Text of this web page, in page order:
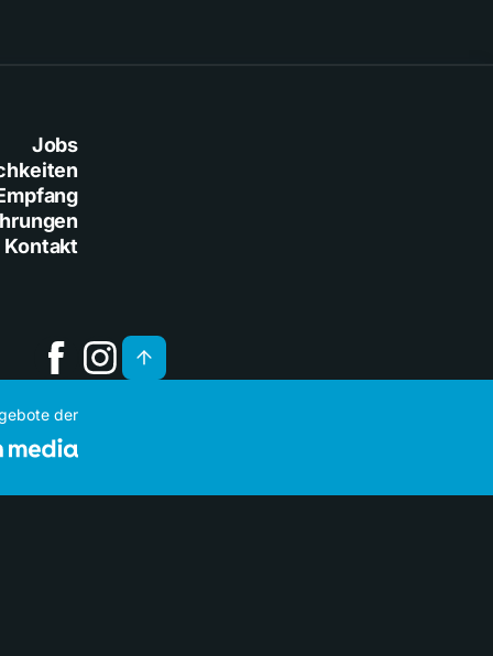
Jobs
Kontakt
der